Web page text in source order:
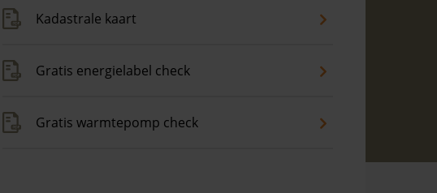
Kadastrale kaart
Gratis energielabel check
Gratis warmtepomp check